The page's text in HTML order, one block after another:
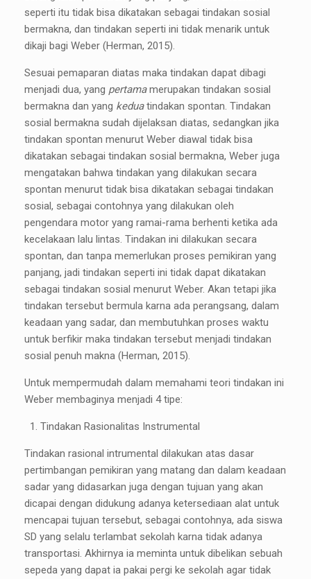
seperti itu tidak bisa dikatakan sebagai tindakan sosial
bermakna, dan tindakan seperti ini tidak menarik untuk
dikaji bagi Weber (Herman, 2015).
Sesuai pemaparan diatas maka tindakan dapat dibagi
menjadi dua, yang pertamamerupakan tindakan sosial
bermakna dan yang keduatindakan spontan. Tindakan
sosial bermakna sudah dijelaksan diatas, sedangkan jika
tindakan spontan menurut Weber diawal tidak bisa
dikatakan sebagai tindakan sosial bermakna, Weber juga
mengatakan bahwa tindakan yang dilakukan secara
spontan menurut tidak bisa dikatakan sebagai tindakan
sosial, sebagai contohnya yang dilakukan oleh
pengendara motor yang ramai-rama berhenti ketika ada
kecelakaan lalu lintas. Tindakan ini dilakukan secara
spontan, dan tanpa memerlukan proses pemikiran yang
panjang, jadi tindakan seperti ini tidak dapat dikatakan
sebagai tindakan sosial menurut Weber. Akan tetapi jika
tindakan tersebut bermula karna ada perangsang, dalam
keadaan yang sadar, dan membutuhkan proses waktu
untuk berfikir maka tindakan tersebut menjadi tindakan
sosial penuh makna (Herman, 2015).
Untuk mempermudah dalam memahami teori tindakan ini
Weber membaginya menjadi 4 tipe:
Tindakan Rasionalitas Instrumental
Tindakan rasional intrumental dilakukan atas dasar
pertimbangan pemikiran yang matang dan dalam keadaan
sadar yang didasarkan juga dengan tujuan yang akan
dicapai dengan didukung adanya ketersediaan alat untuk
mencapai tujuan tersebut, sebagai contohnya, ada siswa
SD yang selalu terlambat sekolah karna tidak adanya
transportasi. Akhirnya ia meminta untuk dibelikan sebuah
sepeda yang dapat ia pakai pergi ke sekolah agar tidak